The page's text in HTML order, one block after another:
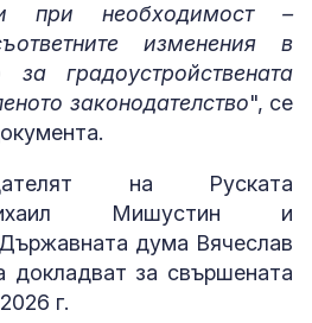
при необходимост –
изменения в
за градоустройствената
законодателство", се
на Руската
Мишустин и
дума Вячеслав
докладват за свършената
г.